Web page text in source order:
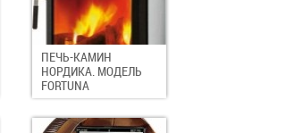
ПЕЧЬ-КАМИН
НОРДИКА. МОДЕЛЬ
FORTUNA